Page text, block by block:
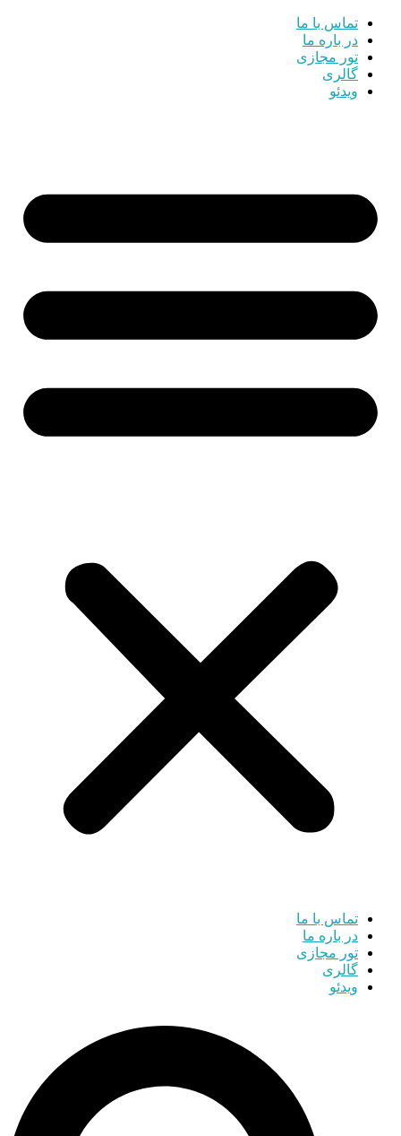
تماس با ما
در باره ما
تور مجازی
گالری
ویدئو
تماس با ما
در باره ما
تور مجازی
گالری
ویدئو